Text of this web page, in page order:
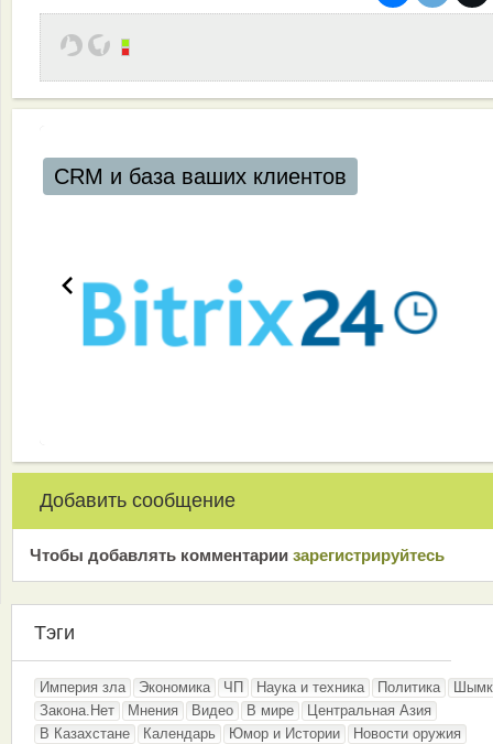
клиентов
Добавить сообщение
Чтобы добавлять комментарии зарeгиcтрирyйтeсь
Тэги
Империя зла Экономика ЧП Наука и техника Политика
Закона.Нет
Мнения Видео В мире
Центральная Азия
В Казахстане
Календарь Юмор и Истории
Новости оружия